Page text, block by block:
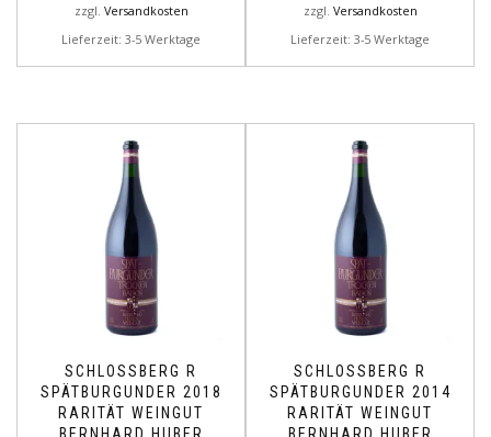
zzgl. Versandkosten
Lieferzeit: 3-5 Werktage
zzgl. Versandkosten
Lieferzeit: 3-5 Werktage
SCHLOSSBERG R
SPÄTBURGUNDER 2018
RARITÄT WEINGUT
SCHLOSSBERG R
SPÄTBURGUNDER 2014
RARITÄT WEINGUT